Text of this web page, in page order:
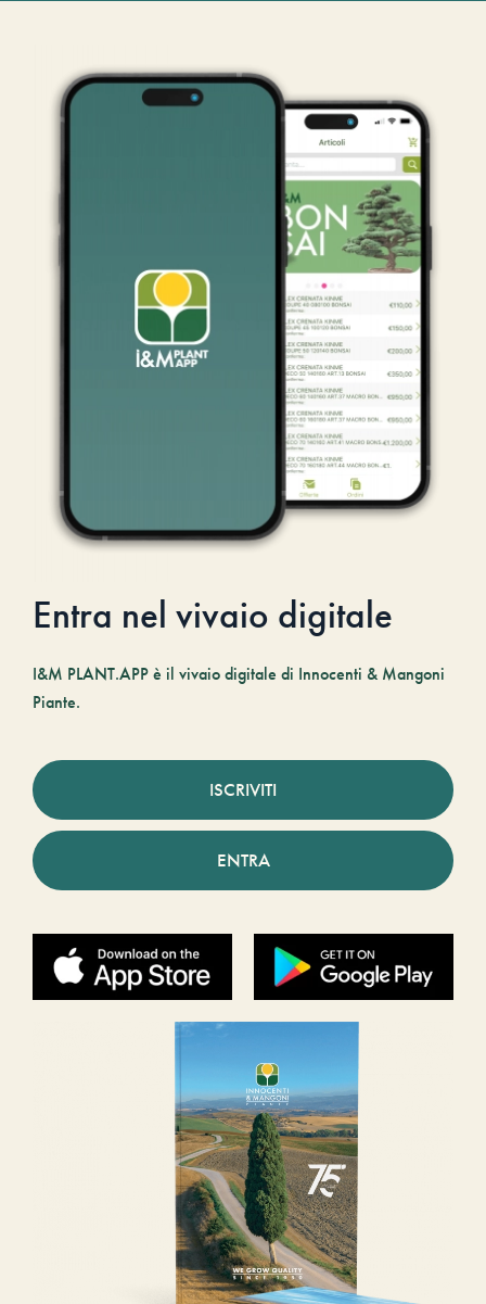
Entra nel vivaio digitale
I&M PLANT.APP è il vivaio digitale di Innocenti & Mangoni
Piante.
ISCRIVITI
ENTRA